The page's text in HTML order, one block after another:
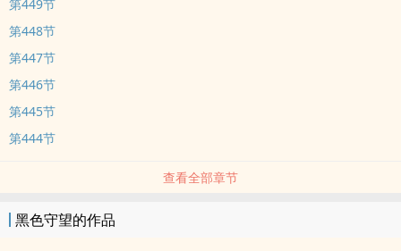
第449节
第448节
第447节
第446节
第445节
第444节
查看全部章节
黑色守望的作品